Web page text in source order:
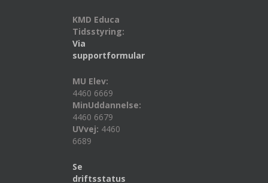
KMD Educa
Tidsstyring:
Via
supportformular
MU Elev:
4460 6669
MinUddannelse:
4460 6679
UVvej: 4460
6689
Se
driftsstatus